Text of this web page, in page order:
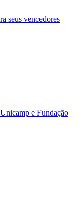
seus vencedores
e Fundação